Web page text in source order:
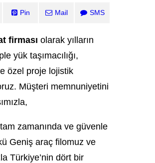
Pin Mail SMS
firması olarak yılların
yük taşımacılığı,
özel proje lojistik
Müşteri memnuniyetini
zamanında ve güvenle
Geniş araç filomuz ve
Türkiye’nin dört bir